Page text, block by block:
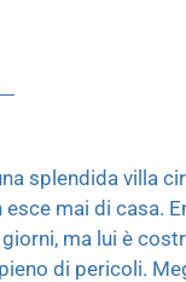
splendida villa
mai di casa.
ma lui è
di pericoli.